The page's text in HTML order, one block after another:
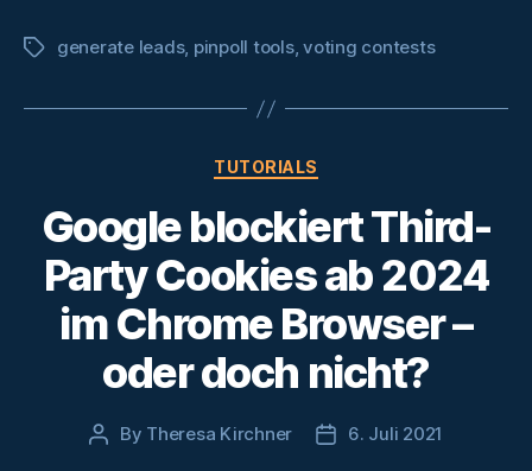
Tagsgenerate leads, pinpoll tools,voting contests
Categories
TUTORIALS
Google blockiert Third-
Party Cookies ab 2024
im Chrome Browser –
oder doch nicht?
Post
By Theresa Kirchner
Post6. Juli 2021